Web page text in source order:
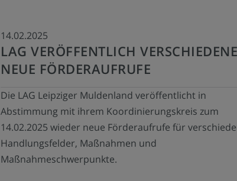
14.02.2025
LAG VERÖFFENTLICH VERSCHIEDENE
NEUE FÖRDERAUFRUFE
Die LAG Leipziger Muldenland veröffentlicht in
Abstimmung mit ihrem Koordinierungskreis zum
14.02.2025 wieder neue Förderaufrufe für
Handlungsfelder, Maßnahmen und
Maßnahmeschwerpunkte.